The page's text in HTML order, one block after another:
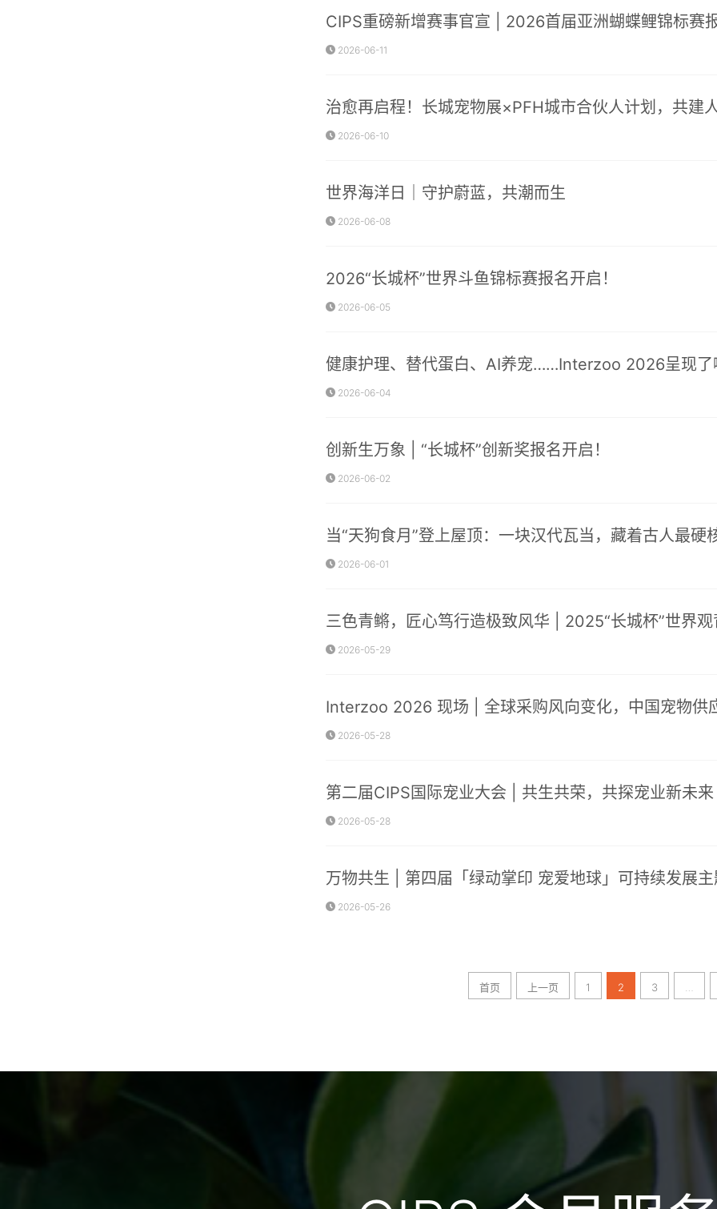
CIPS重磅新增赛事官宣 | 2026首届亚洲蝴蝶鲤锦标赛报
2026-06-11
治愈再启程！长城宠物展×PFH城市合伙人计划，共建
2026-06-10
世界海洋日｜守护蔚蓝，共潮而生
2026-06-08
2026“长城杯”世界斗鱼锦标赛报名开启！
2026-06-05
健康护理、替代蛋白、AI养宠……Interzoo 2026呈现了
2026-06-04
创新生万象 | “长城杯”创新奖报名开启！
2026-06-02
当“天狗食月”登上屋顶：一块汉代瓦当，藏着古人最硬
2026-06-01
三色青鳉，匠心笃行造极致风华 | 2025“长城杯”世界
2026-05-29
Interzoo 2026 现场 | 全球采购风向变化，中国宠物供
2026-05-28
第二届CIPS国际宠业大会 | 共生共荣，共探宠业新未来
2026-05-28
万物共生 | 第四届「绿动掌印 宠爱地球」可持续发展主
2026-05-26
首页 上一页 1 2 3 …